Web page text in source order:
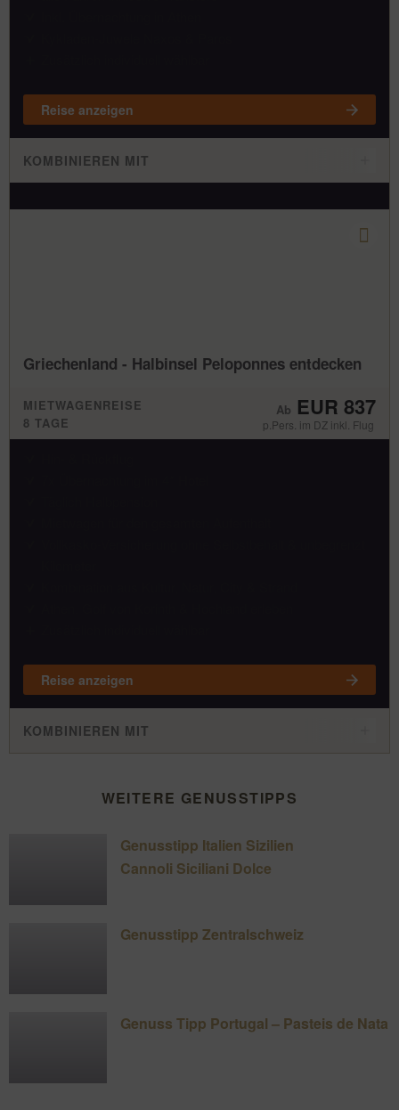
Reise anzeigen
KOMBINIEREN MIT
Griechenland - Halbinsel Peloponnes entdecken
MIETWAGENREISE
8 TAGE
EUR 837
p.Pers. im DZ inkl. Flug
Reise anzeigen
KOMBINIEREN MIT
WEITERE GENUSSTIPPS
Genusstipp Italien Sizilien
Cannoli Siciliani Dolce
Genusstipp Zentralschweiz
Genuss Tipp Portugal – Pasteis de Nata